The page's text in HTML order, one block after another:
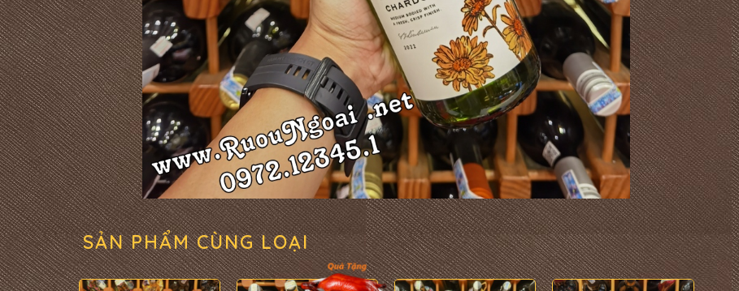
SẢN PHẨM CÙNG LOẠI